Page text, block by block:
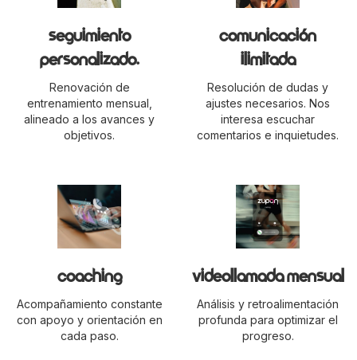
Seguimiento
personalizado.
Renovación de
entrenamiento mensual,
alineado a los avances y
objetivos.
comunicación
ilimitada
Resolución de dudas y
ajustes necesarios. Nos
interesa escuchar
comentarios e inquietudes.
coaching
Acompañamiento constante
con apoyo y orientación en
cada paso.
videollamada mensual
Análisis y retroalimentación
profunda para optimizar el
progreso.